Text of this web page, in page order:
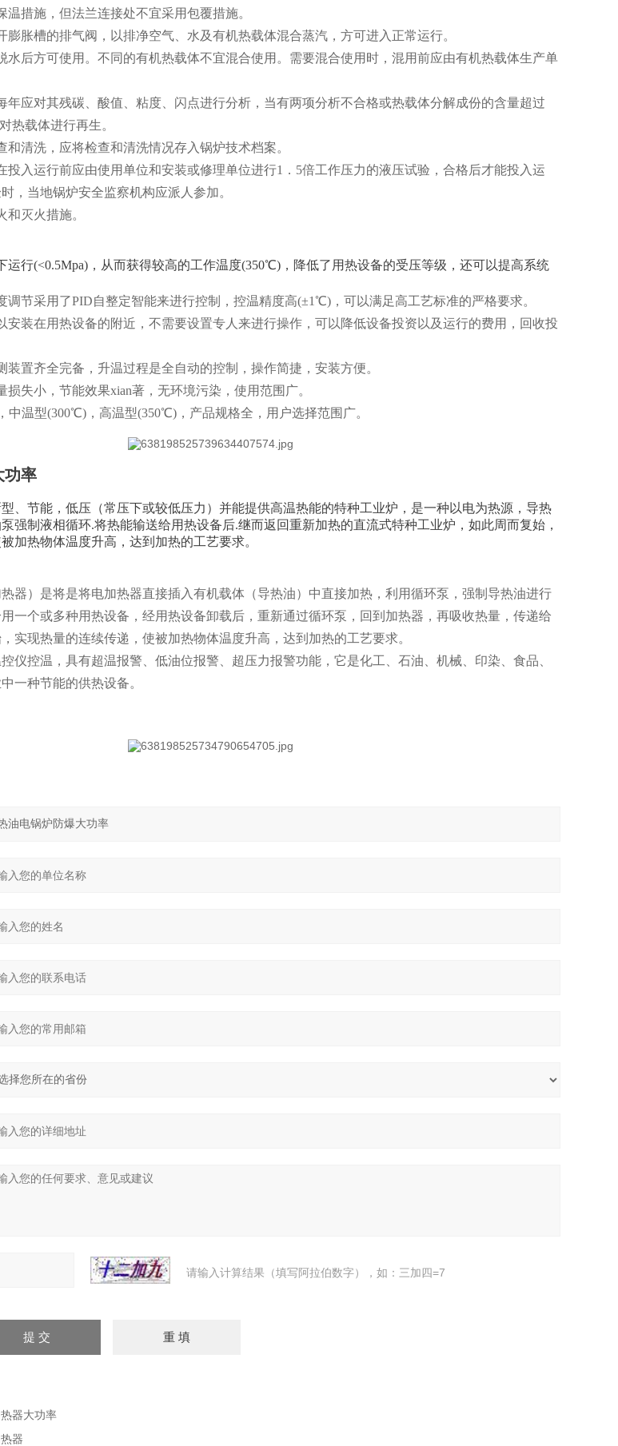
温措施，但法兰连接处不宜采用包覆措施。
膨胀槽的排气阀，以排净空气、水及有机热载体混合蒸汽，方可进入正常运行。
水后方可使用。不同的有机热载体不宜混合使用。需要混合使用时，混用前应由有机热载体生产单
年应对其残碳、酸值、粘度、闪点进行分析，当有两项分析不合格或热载体分解成份的含量超过
热载体进行再生。
和清洗，应将检查和清洗情况存入锅炉技术档案。
投入运行前应由使用单位和安装或修理单位进行1．5倍工作压力的液压试验，合格后才能投入运
，当地锅炉安全监察机构应派人参加。
灭火措施。
运行(<0.5Mpa)，从而获得较高的工作温度(350℃)，降低了用热设备的受压等级，还可以提高系统
调节采用了PID自整定智能来进行控制，控温精度高(±1℃)，可以满足高工艺标准的严格要求。
安装在用热设备的附近，不需要设置专人来进行操作，可以降低设备投资以及运行的费用，回收投
装置齐全完备，升温过程是全自动的控制，操作简捷，安装方便。
损失小，节能效果xian著，无环境污染，使用范围广。
中温型(300℃)，高温型(350℃)，产品规格全，用户选择范围广。
功率
、节能，低压（常压下或较低压力）并能提供高温热能的特种工业炉，是一种以电为热源，导热
强制液相循环.将热能输送给用热设备后.继而返回重新加热的直流式特种工业炉，如此周而复始，
加热物体温度升高，达到加热的工艺要求。
器）是将是将电加热器直接插入有机载体（导热油）中直接加热，利用循环泵，强制导热油进行
一个或多种用热设备，经用热设备卸载后，重新通过循环泵，回到加热器，再吸收热量，传递给
实现热量的连续传递，使被加热物体温度升高，达到加热的工艺要求。
仪控温，具有超温报警、低油位报警、超压力报警功能，它是化工、石油、机械、印染、食品、
一种节能的供热设备。
请输入计算结果（填写阿拉伯数字），如：三加四=7
器大功率
器